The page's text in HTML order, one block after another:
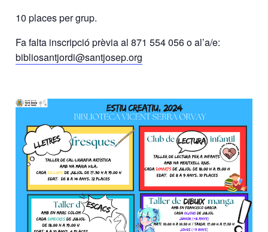
10 places per grup.
Fa falta inscripció prèvia al 871 554 056 o al’a/e:
bibliosantjordi@santjosep.org